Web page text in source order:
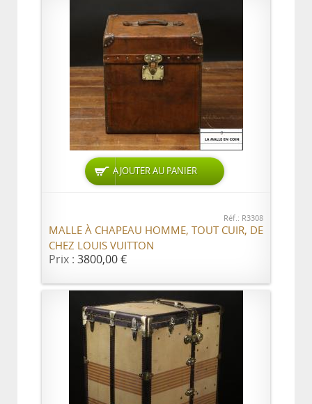
AJOUTER AU PANIER
Réf.: R3308
MALLE À CHAPEAU HOMME, TOUT CUIR, DE
CHEZ LOUIS VUITTON
Prix : 3800,00 €